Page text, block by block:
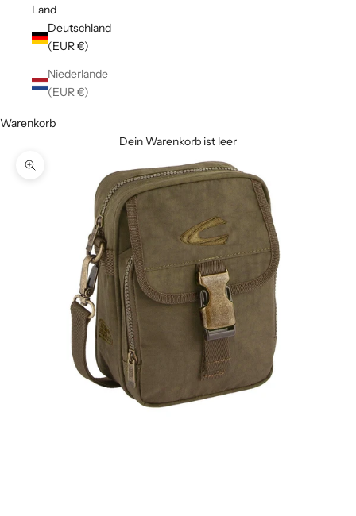
Land
Deutschland
(EUR €)
Niederlande
(EUR €)
Warenkorb
Dein Warenkorb ist leer
Bild vergrößern